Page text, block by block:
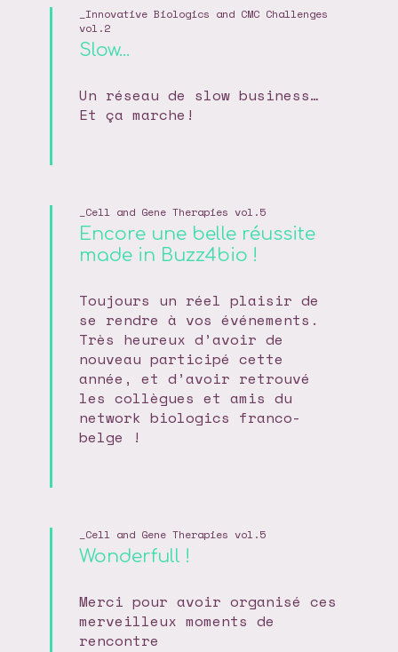
Innovative Biologics and CMC Challenges
vol.2
Slow...
Un réseau de slow business…
Et ça marche!
Cell and Gene Therapies vol.5
Encore une belle réussite
made in Buzz4bio !
Toujours un réel plaisir de
se rendre à vos événements.
Très heureux d’avoir de
nouveau participé cette
année, et d’avoir retrouvé
les collègues et amis du
network biologics franco-
belge !
Cell and Gene Therapies vol.5
Wonderfull !
Merci pour avoir organisé ces
merveilleux moments de
rencontre